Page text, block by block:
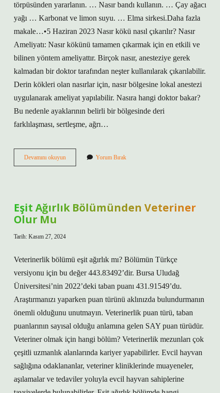
törpüsünden yararlanın. … Nasır bandı kullanın. … Çay ağacı
yağı … Karbonat ve limon suyu. … Elma sirkesi.Daha fazla
makale…•5 Haziran 2023 Nasır kökü nasıl çıkarılır? Nasır
Ameliyatı: Nasır kökünü tamamen çıkarmak için en etkili ve
bilinen yöntem ameliyattır. Birçok nasır, anesteziye gerek
kalmadan bir doktor tarafından neşter kullanılarak çıkarılabilir.
Derin kökleri olan nasırlar için, nasır bölgesine lokal anestezi
uygulanarak ameliyat yapılabilir. Nasıra hangi doktor bakar?
Bu nedenle ayaklarının belirli bir bölgesinde deri
farklılaşması, sertleşme, ağrı…
Devamını okuyunGeçmeyen
Nasır
Yorum Bırak
Eşit Ağırlık Bölümünden Veteriner
Olur Mu
Tarih: Kasım 27, 2024
Veterinerlik bölümü eşit ağırlık mı? Bölümün Türkçe
versiyonu için bu değer 443.83492’dir. Bursa Uludağ
Üniversitesi’nin 2022’deki taban puanı 431.91549’du.
Araştırmanızı yaparken puan türünü aklınızda bulundurmanın
önemli olduğunu unutmayın. Veterinerlik puan türü, taban
puanlarının sayısal olduğu anlamına gelen SAY puan türüdür.
Veteriner olmak için hangi bölüm? Veterinerlik mezunları çok
çeşitli uzmanlık alanlarında kariyer yapabilirler. Evcil hayvan
sağlığına odaklananlar, veteriner kliniklerinde muayeneler,
aşılamalar ve tedaviler yoluyla evcil hayvan sahiplerine